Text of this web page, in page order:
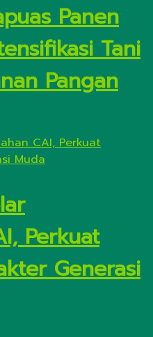
Panen
Tani
Pangan
Perkuat
Generasi